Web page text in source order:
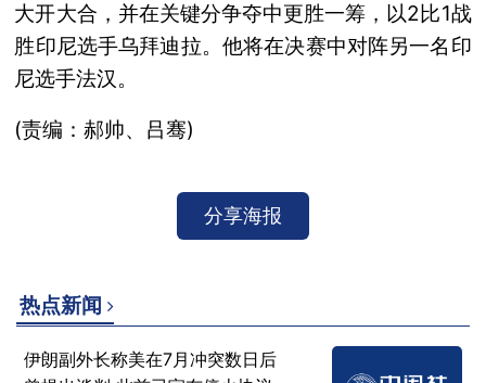
大开大合，并在关键分争夺中更胜一筹，以2比1战
胜印尼选手乌拜迪拉。他将在决赛中对阵另一名印
尼选手法汉。
(责编：郝帅、吕骞)
分享海报
热点新闻
伊朗副外长称美在7月冲突数日后